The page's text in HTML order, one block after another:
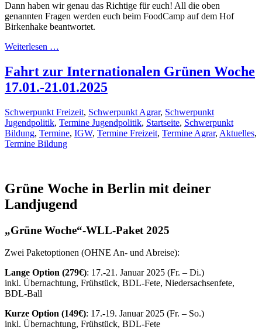
Dann haben wir genau das Richtige für euch! All die oben
genannten Fragen werden euch beim FoodCamp auf dem Hof
Birkenhake beantwortet.
Weiterlesen …
Fahrt zur Internationalen Grünen Woche
17.01.-21.01.2025
Schwerpunkt Freizeit, Schwerpunkt Agrar, Schwerpunkt
Jugendpolitik, Termine Jugendpolitik, Startseite, Schwerpunkt
Bildung, Termine, IGW, Termine Freizeit, Termine Agrar, Aktuelles,
Termine Bildung
Grüne Woche in Berlin mit deiner
Landjugend
„Grüne Woche“-WLL-Paket 2025
Zwei Paketoptionen (OHNE An- und Abreise):
Lange Option (279€): 17.-21. Januar 2025 (Fr. – Di.)
inkl. Übernachtung, Frühstück, BDL-Fete, Niedersachsenfete,
BDL-Ball
Kurze Option (149€): 17.-19. Januar 2025 (Fr. – So.)
inkl. Übernachtung, Frühstück, BDL-Fete